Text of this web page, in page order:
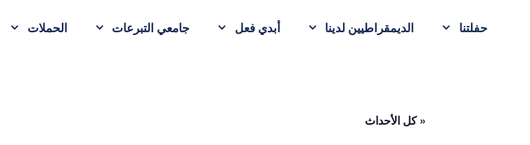
حفلتنا الديمقراطيين لدينا أبدي فعل جامعي التبرعات الحملات
« كل الأحداث